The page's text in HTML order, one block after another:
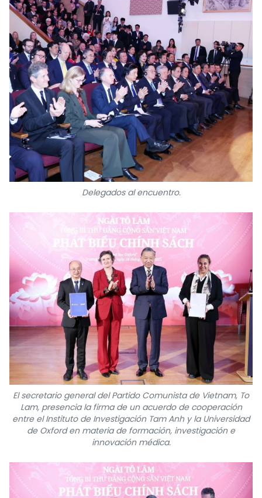
Delegados al encuentro.
El secretario general del Partido Comunista de Vietnam, To
Lam, presencia la firma de un acuerdo de cooperación
entre el Instituto de Investigación Tam Anh y la Universidad
de Oxford en materia de formación, investigación e
innovación médica.